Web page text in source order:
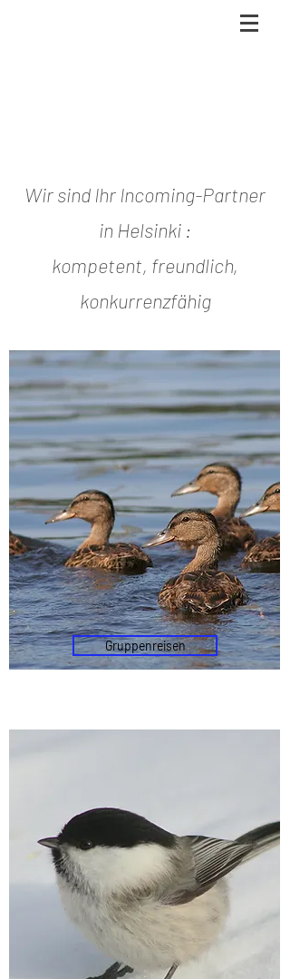
Wir sind Ihr Incoming-Partner
in Helsinki :
kompetent, freundlich,
konkurrenzfähig
Gruppenreisen